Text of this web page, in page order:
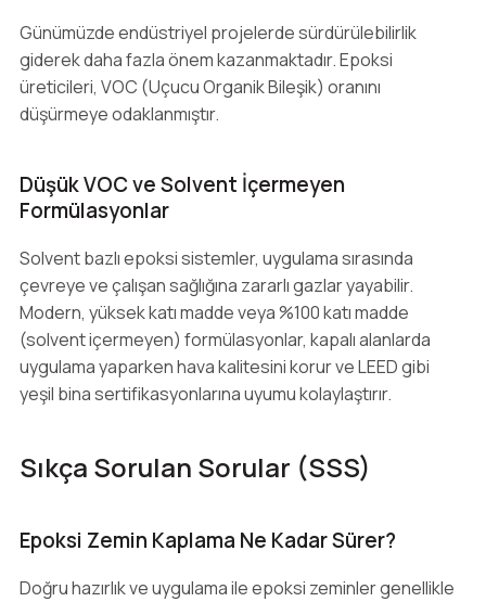
Günümüzde endüstriyel projelerde sürdürülebilirlik
giderek daha fazla önem kazanmaktadır. Epoksi
üreticileri, VOC (Uçucu Organik Bileşik) oranını
düşürmeye odaklanmıştır.
Düşük VOC ve Solvent İçermeyen
Formülasyonlar
Solvent bazlı epoksi sistemler, uygulama sırasında
çevreye ve çalışan sağlığına zararlı gazlar yayabilir.
Modern, yüksek katı madde veya %100 katı madde
(solvent içermeyen) formülasyonlar, kapalı alanlarda
uygulama yaparken hava kalitesini korur ve LEED gibi
yeşil bina sertifikasyonlarına uyumu kolaylaştırır.
Sıkça Sorulan Sorular (SSS)
Epoksi Zemin Kaplama Ne Kadar Sürer?
Doğru hazırlık ve uygulama ile epoksi zeminler genellikle